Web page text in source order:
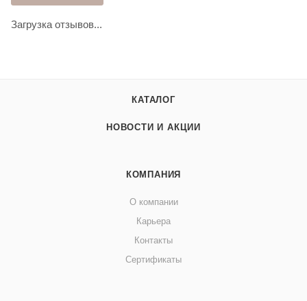
Загрузка отзывов...
КАТАЛОГ
НОВОСТИ И АКЦИИ
КОМПАНИЯ
О компании
Карьера
Контакты
Сертификаты